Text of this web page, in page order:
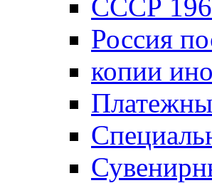
СССР
Россия
копии